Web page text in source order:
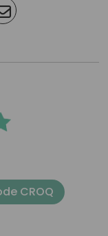
CROQ